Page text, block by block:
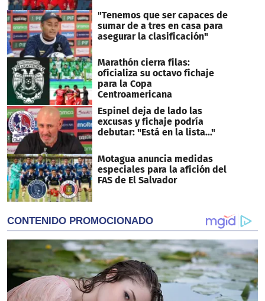
"Tenemos que ser capaces de
sumar de a tres en casa para
asegurar la clasificación"
Marathón cierra filas:
oficializa su octavo fichaje
para la Copa
Centroamericana
Espinel deja de lado las
excusas y fichaje podría
debutar: "Está en la lista..."
Motagua anuncia medidas
especiales para la afición del
FAS de El Salvador